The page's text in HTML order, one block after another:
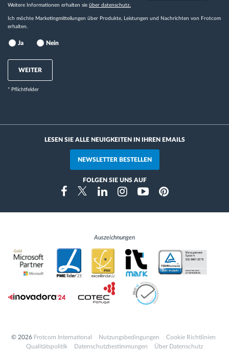
Weitere Informationen erhalten sie über datenschutz.
Ich möchte Marketingmitteilungen über Produkte, Leistungen und Nachrichten von Frotcom
erhalten.
Ja Nein
WEITER
* Pflichtfelder
LESEN SIE ALLE NEUIGKEITEN IN IHREN EMAILS
NEWSLETTER BESTELLEN
FOLGEN SIE UNS AUF
FacebookTwitterLinkedinInstragramYoutubePinterest
Auszeichnungen
© 2026 Frotcom International Nutzungsbedingungen
Cookie Richtlinien
Qualitätspolitik
Datenschutzbestimmungen Über Datenschutz